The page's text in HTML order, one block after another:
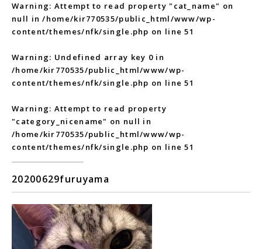
Warning: Attempt to read property "cat_name" on
null in/home/kir770535/public_html/www/wp-
content/themes/nfk/single.php on line51
Warning: Undefined array key 0 in
/home/kir770535/public_html/www/wp-
content/themes/nfk/single.php on line51
Warning: Attempt to read property
"category_nicename" on null in
/home/kir770535/public_html/www/wp-
content/themes/nfk/single.php on line51
20200629furuyama